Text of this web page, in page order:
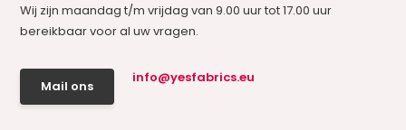
Wij zijn maandag t/m vrijdag van 9.00 uur tot 17.00 uur
bereikbaar voor al uw vragen.
Mail ons
info@yesfabrics.eu